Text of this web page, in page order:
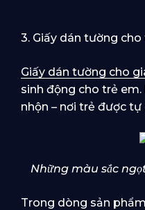
3. Giấy dán tường cho
Giấy dán tường cho
sinh động cho trẻ
nhộn – nơi trẻ được
Những màu sắc
Trong dòng sản